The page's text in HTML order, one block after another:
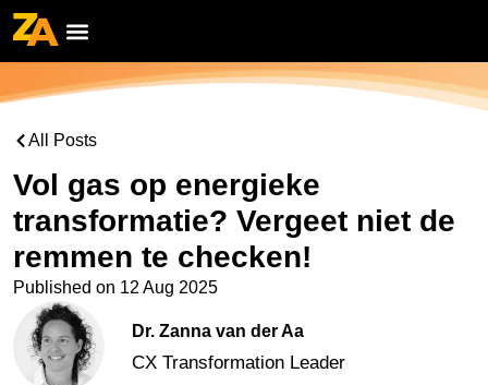
All Posts
Vol gas op energieke
transformatie? Vergeet niet de
remmen te checken!
Published on 12 Aug 2025
Dr. Zanna van der Aa
CX Transformation Leader